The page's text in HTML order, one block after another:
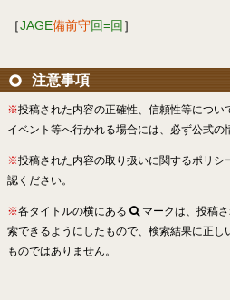
［JAGE備前守回=回 ］
注意事項
※投稿された内容の正確性、信頼性等につ
イベント等へ行かれる場合には、必ず公式の
※投稿された内容の取り扱いに関するポリシ
認ください。
※各タイトルの横にある
マークは、投稿
索できるようにしたもので、検索結果に正
ものではありません。